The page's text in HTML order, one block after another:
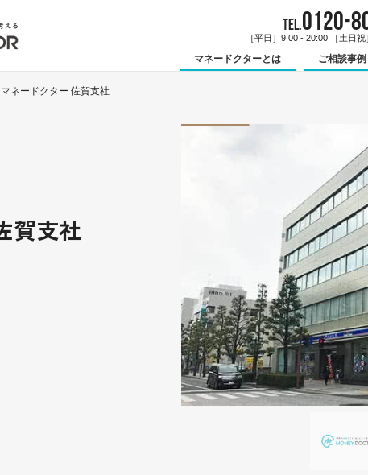
TEL. 0120-
［平日］9:00 - 20:00 ［土日
マネードクターとは ご相談事例
マネードクター 佐賀支社
賀支社